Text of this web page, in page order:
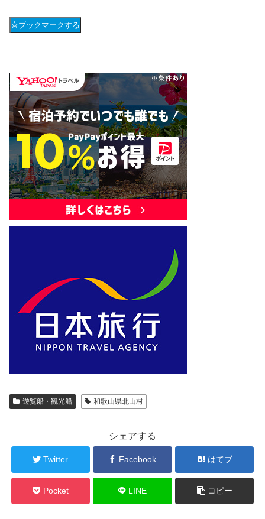
ブックマークする
遊覧船・観光船 和歌山県北山村
シェアする
Twitter Facebook はてブ
Pocket LINE コピー